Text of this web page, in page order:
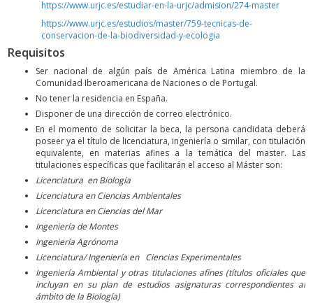
https://www.urjc.es/estudiar-en-la-urjc/admision/274-master
https://www.urjc.es/estudios/master/759-tecnicas-de-
conservacion-de-la-biodiversidad-y-ecologia
Requisitos
Ser nacional de algún país de América Latina miembro de la
Comunidad Iberoamericana de Naciones o de Portugal.
No tener la residencia en España.
Disponer de una dirección de correo electrónico.
En el momento de solicitar la beca, la persona candidata deberá
poseer ya el título de licenciatura, ingeniería o similar, con titulación
equivalente, en materias afines a la temática del master. Las
titulaciones específicas que facilitarán el acceso al Máster son:
Licenciatura en Biología
Licenciatura en Ciencias Ambientales
Licenciatura en Ciencias del Mar
Ingeniería de Montes
Ingeniería Agrónoma
Licenciatura/ Ingeniería en Ciencias Experimentales
Ingeniería Ambiental y otras titulaciones afines (títulos oficiales que
incluyan en su plan de estudios asignaturas correspondientes al
ámbito de la Biología)